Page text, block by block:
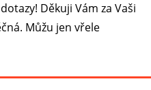
Děkuji Vám za Vaši
Můžu jen vřele